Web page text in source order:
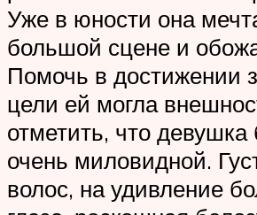
Уже в юности она
большой сцене и
Помочь в достижении
цели ей могла
отметить, что
очень миловидной.
волос, на удивление